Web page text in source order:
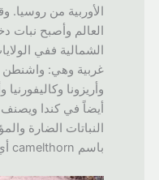
الأوربية من
العالم وأصبح نبات
الشمالية ففي
غربية وهي: واشنطن
وأريزونا
أيضاً في كندا
النباتات الضارة
باسم camelthorn أي شوك الجمال.